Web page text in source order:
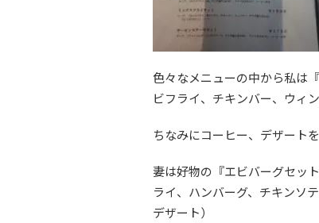
色々なメニューの中から私は
ビフライ、チキンバー、ウィ
ちなみにコーヒー、デザート
妻は好物の『エビバーグセッ
ライ、ハンバーグ、チキンソ
デザート）